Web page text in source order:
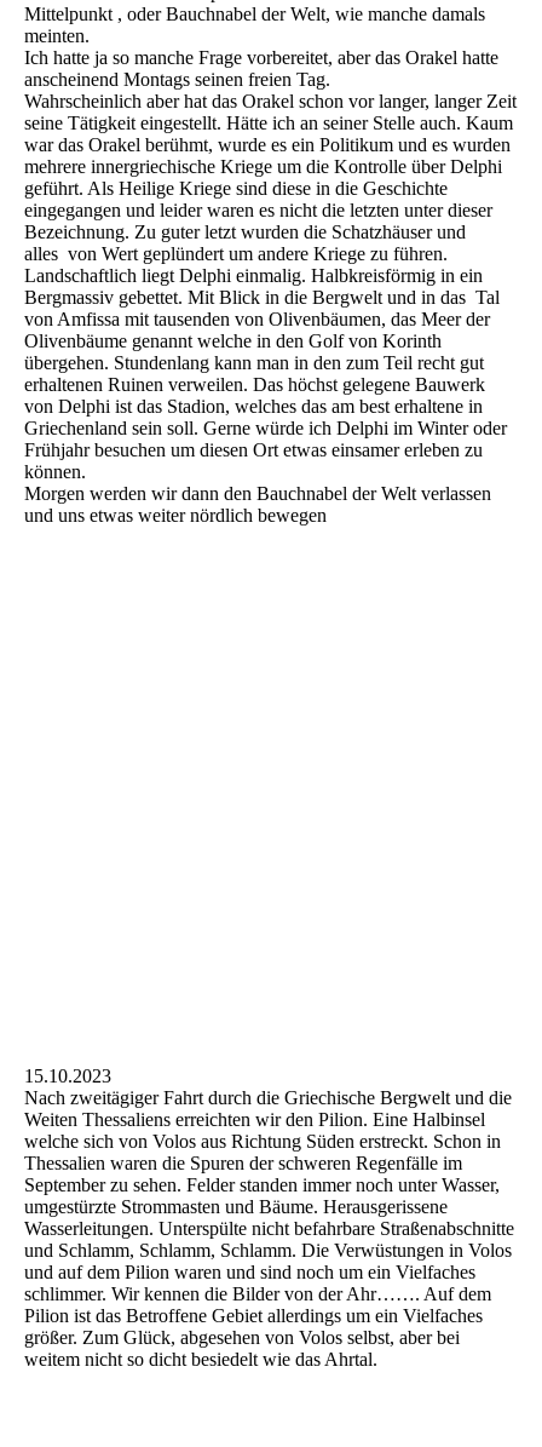
Mittelpunkt , oder Bauchnabel der Welt, wie manche damals
meinten.
Ich hatte ja so manche Frage vorbereitet, aber das Orakel hatte
anscheinend Montags seinen freien Tag.
Wahrscheinlich aber hat das Orakel schon vor langer, langer Zeit
seine Tätigkeit eingestellt. Hätte ich an seiner Stelle auch. Kaum
war das Orakel berühmt, wurde es ein Politikum und es wurden
mehrere innergriechische Kriege um die Kontrolle über Delphi
geführt. Als Heilige Kriege sind diese in die Geschichte
eingegangen und leider waren es nicht die letzten unter dieser
Bezeichnung. Zu guter letzt wurden die Schatzhäuser und
alles von Wert geplündert um andere Kriege zu führen.
Landschaftlich liegt Delphi einmalig. Halbkreisförmig in ein
Bergmassiv gebettet. Mit Blick in die Bergwelt und in das Tal
von Amfissa mit tausenden von Olivenbäumen, das Meer der
Olivenbäume genannt welche in den Golf von Korinth
übergehen. Stundenlang kann man in den zum Teil recht gut
erhaltenen Ruinen verweilen. Das höchst gelegene Bauwerk
von Delphi ist das Stadion, welches das am best erhaltene in
Griechenland sein soll. Gerne würde ich Delphi im Winter oder
Frühjahr besuchen um diesen Ort etwas einsamer erleben zu
können.
Morgen werden wir dann den Bauchnabel der Welt verlassen
und uns etwas weiter nördlich bewegen
15.10.2023
Nach zweitägiger Fahrt durch die Griechische Bergwelt und die
Weiten Thessaliens erreichten wir den Pilion. Eine Halbinsel
welche sich von Volos aus Richtung Süden erstreckt. Schon in
Thessalien waren die Spuren der schweren Regenfälle im
September zu sehen. Felder standen immer noch unter Wasser,
umgestürzte Strommasten und Bäume. Herausgerissene
Wasserleitungen. Unterspülte nicht befahrbare Straßenabschnitte
und Schlamm, Schlamm, Schlamm. Die Verwüstungen in Volos
und auf dem Pilion waren und sind noch um ein Vielfaches
schlimmer. Wir kennen die Bilder von der Ahr……. Auf dem
Pilion ist das Betroffene Gebiet allerdings um ein Vielfaches
größer. Zum Glück, abgesehen von Volos selbst, aber bei
weitem nicht so dicht besiedelt wie das Ahrtal.